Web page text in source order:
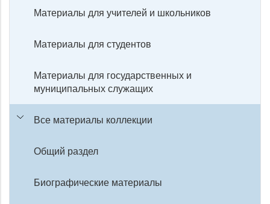
Материалы для учителей и школьников
Материалы для студентов
Материалы для государственных и
муниципальных служащих
Все материалы коллекции
Общий раздел
Биографические материалы